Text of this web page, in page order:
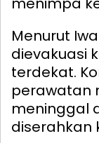
Menurut
dievakuasi
terdekat.
perawatan
meninggal
diserahkan